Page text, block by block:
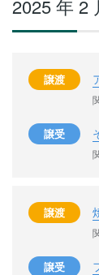
2025 年 2
譲渡
譲受
譲渡
譲受